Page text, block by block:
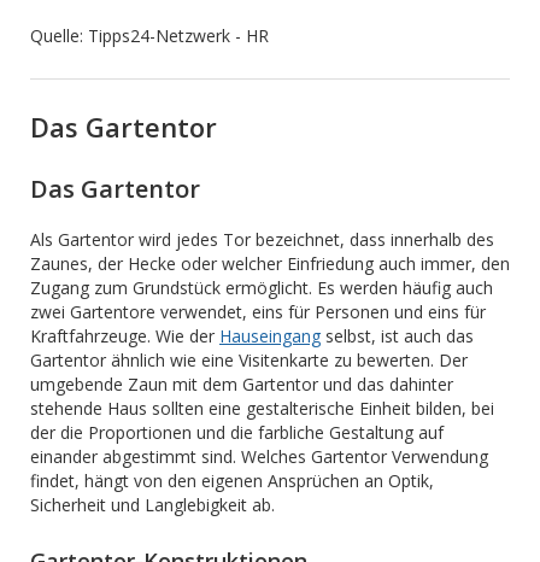
Quelle: Tipps24-Netzwerk - HR
Das Gartentor
Das Gartentor
Als Gartentor wird jedes Tor bezeichnet, dass innerhalb des
Zaunes, der Hecke oder welcher Einfriedung auch immer, den
Zugang zum Grundstück ermöglicht. Es werden häufig auch
zwei Gartentore verwendet, eins für Personen und eins für
Kraftfahrzeuge. Wie der Hauseingang selbst, ist auch das
Gartentor ähnlich wie eine Visitenkarte zu bewerten. Der
umgebende Zaun mit dem Gartentor und das dahinter
stehende Haus sollten eine gestalterische Einheit bilden, bei
der die Proportionen und die farbliche Gestaltung auf
einander abgestimmt sind. Welches Gartentor Verwendung
findet, hängt von den eigenen Ansprüchen an Optik,
Sicherheit und Langlebigkeit ab.